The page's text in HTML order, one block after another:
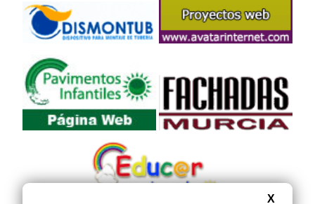
X